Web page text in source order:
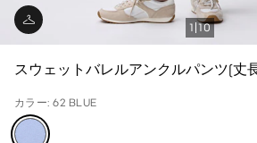
1 10
スウェットバレルアンクルパンツ(丈
カラー: 62 BLUE